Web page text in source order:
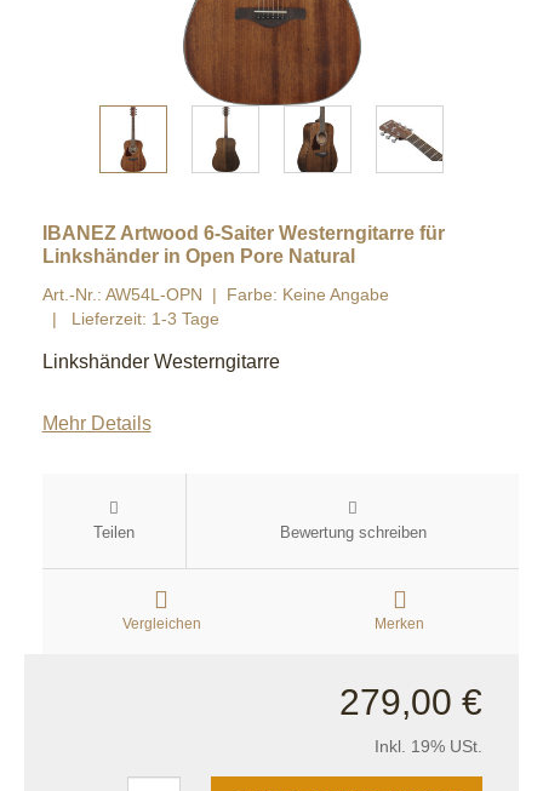
IBANEZ Artwood 6-Saiter Westerngitarre für
Linkshänder in Open Pore Natural
Art.-Nr.: AW54L-OPN
Farbe: Keine Angabe
Lieferzeit: 1-3 Tage
Linkshänder Westerngitarre
Mehr Details
Teilen Bewertung schreiben
Vergleichen Merken
279,00 €
Inkl. 19% USt.